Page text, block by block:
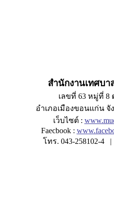
สำนักงานเทศบา
เลขที่ 63 หมู่ที่ 8
อำเภอเมืองขอนแก่น จั
เว็บไซต์ :
Faecbook :
โทร. 043-258102-4